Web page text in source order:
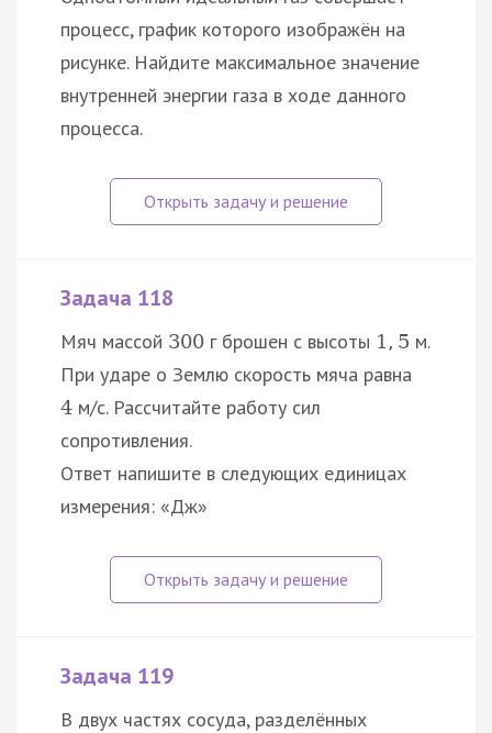
процесс, график которого изображён на
рисунке. Найдите максимальное значение
внутренней энергии газа в ходе данного
процесса.
Задача 118
Мяч массой 300 г брошен с высоты 1 , 5 м.
При ударе о Землю скорость мяча равна
4 м/с. Рассчитайте работу сил
сопротивления.
Ответ напишите в следующих единицах
измерения: «Дж»
Задача 119
В двух частях сосуда, разделённых